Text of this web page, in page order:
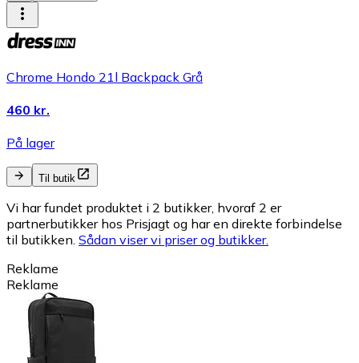
Chrome Hondo 21l Backpack Grå
460 kr.
På lager
Til butik
Vi har fundet produktet i 2 butikker, hvoraf 2 er
partnerbutikker hos Prisjagt og har en direkte forbindelse
til butikken. Sådan viser vi priser og butikker.
Reklame
Reklame